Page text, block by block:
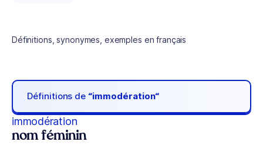
Définitions, synonymes, exemples en français
Définitions de “immodération“
immodération
nom féminin